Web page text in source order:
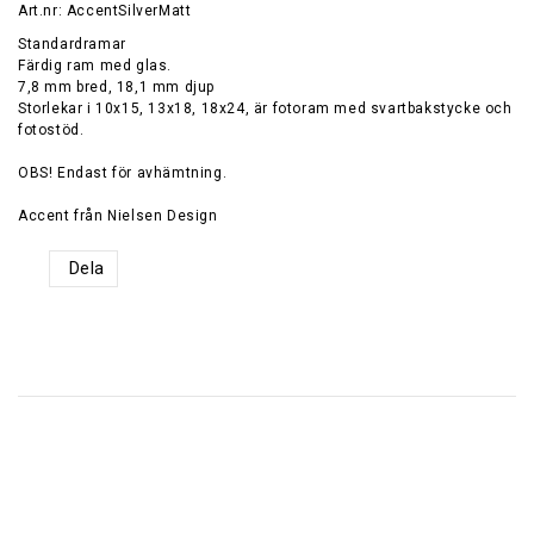
Art.nr: AccentSilverMatt
Standardramar
Färdig ram med glas.
7,8 mm bred, 18,1 mm djup
Storlekar i 10x15, 13x18, 18x24, är fotoram med svartbakstycke och
fotostöd.
OBS! Endast för avhämtning.
Accent från Nielsen Design
Dela